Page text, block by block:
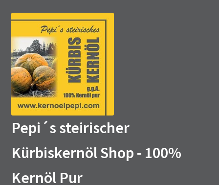
Zur
Navigation
springen
Zum
springen
Pepi´s steirischer
Kürbiskernöl Shop - 100%
Kernöl Pur